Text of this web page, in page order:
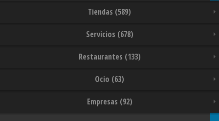
Tiendas (589)
Servicios (678)
Restaurantes (133)
Ocio (63)
Empresas (92)